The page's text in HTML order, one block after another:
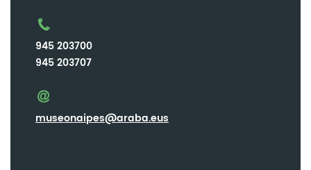
945 203700
945 203707
museonaipes@araba.eus